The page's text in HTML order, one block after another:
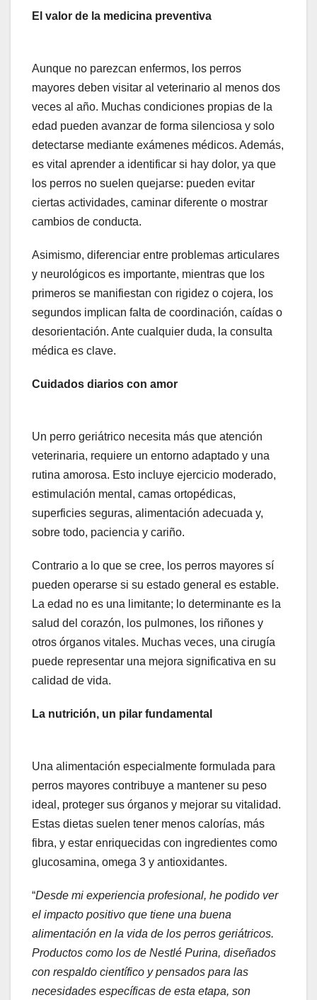
El valor de la medicina preventiva
Aunque no parezcan enfermos, los perros
mayores deben visitar al veterinario al menos dos
veces al año. Muchas condiciones propias de la
edad pueden avanzar de forma silenciosa y solo
detectarse mediante exámenes médicos. Además,
es vital aprender a identificar si hay dolor, ya que
los perros no suelen quejarse: pueden evitar
ciertas actividades, caminar diferente o mostrar
cambios de conducta.
Asimismo, diferenciar entre problemas articulares
y neurológicos es importante, mientras que los
primeros se manifiestan con rigidez o cojera, los
segundos implican falta de coordinación, caídas o
desorientación. Ante cualquier duda, la consulta
médica es clave.
Cuidados diarios con amor
Un perro geriátrico necesita más que atención
veterinaria, requiere un entorno adaptado y una
rutina amorosa. Esto incluye ejercicio moderado,
estimulación mental, camas ortopédicas,
superficies seguras, alimentación adecuada y,
sobre todo, paciencia y cariño.
Contrario a lo que se cree, los perros mayores sí
pueden operarse si su estado general es estable.
La edad no es una limitante; lo determinante es la
salud del corazón, los pulmones, los riñones y
otros órganos vitales. Muchas veces, una cirugía
puede representar una mejora significativa en su
calidad de vida.
La nutrición, un pilar fundamental
Una alimentación especialmente formulada para
perros mayores contribuye a mantener su peso
ideal, proteger sus órganos y mejorar su vitalidad.
Estas dietas suelen tener menos calorías, más
fibra, y estar enriquecidas con ingredientes como
glucosamina, omega 3 y antioxidantes.
“Desde mi experiencia profesional, he podido ver
el impacto positivo que tiene una buena
alimentación en la vida de los perros geriátricos.
Productos como los de Nestlé Purina, diseñados
con respaldo científico y pensados para las
necesidades específicas de esta etapa, son